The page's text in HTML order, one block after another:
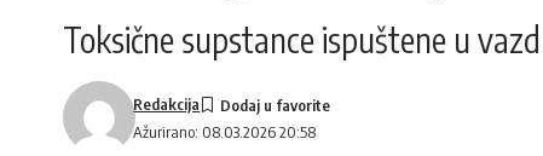
Toksične supstance ispuštene u
Ažurirano: 08.03.2026 20:58
Redakcija